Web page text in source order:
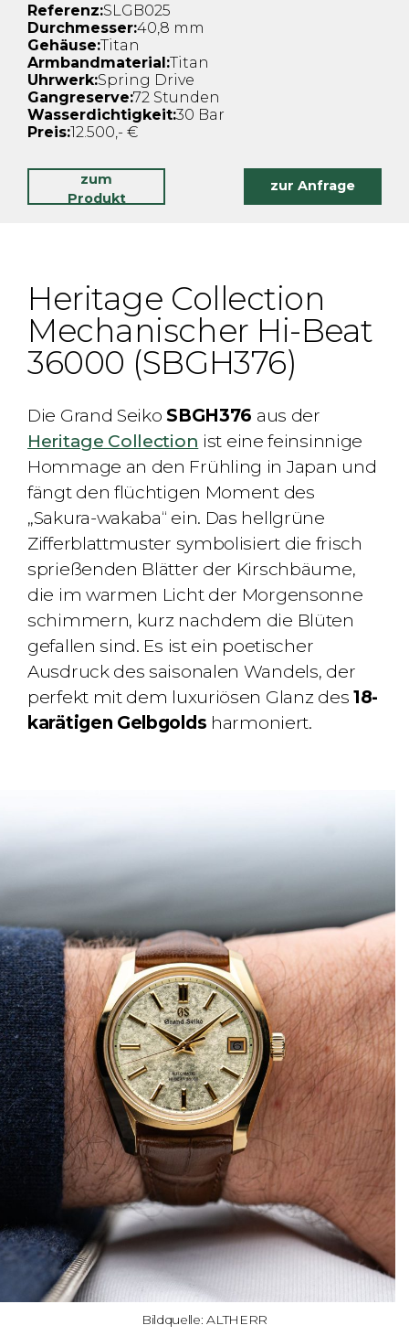
Referenz:SLGB025
Durchmesser:40,8 mm
Gehäuse:Titan
Armbandmaterial:Titan
Uhrwerk:Spring Drive
Gangreserve:72 Stunden
Wasserdichtigkeit:30 Bar
Preis:12.500,- €
zum
Produkt
zur Anfrage
Heritage Collection
Mechanischer Hi-Beat
36000 (SBGH376)
Die Grand Seiko SBGH376 aus der
Heritage Collection ist eine feinsinnige
Hommage an den Frühling in Japan und
fängt den flüchtigen Moment des
„Sakura-wakaba“ ein. Das hellgrüne
Zifferblattmuster symbolisiert die frisch
sprießenden Blätter der Kirschbäume,
die im warmen Licht der Morgensonne
schimmern, kurz nachdem die Blüten
gefallen sind. Es ist ein poetischer
Ausdruck des saisonalen Wandels, der
perfekt mit dem luxuriösen Glanz des 18-
karätigen Gelbgolds harmoniert.
Bildquelle: ALTHERR